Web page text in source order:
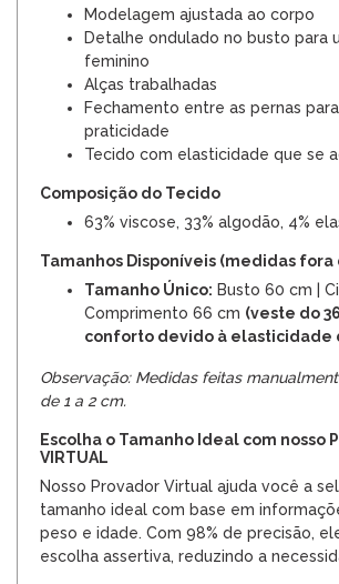
Modelagem ajustada ao corpo
Detalhe ondulado no busto para
feminino
Alças trabalhadas
Fechamento entre as pernas
praticidade
Tecido com elasticidade que se
Composição do Tecido
63% viscose, 33% algodão, 4%
Tamanhos Disponíveis (medidas fora
Tamanho Único: Busto 60 cm |
Comprimento 66 cm (veste do
conforto devido à elasticidade
Observação: Medidas feitas
de 1 a 2 cm.
Escolha o Tamanho Ideal com nosso
VIRTUAL
Nosso Provador Virtual ajuda você a
tamanho ideal com base em
peso e idade. Com 98% de precisão,
escolha assertiva, reduzindo a